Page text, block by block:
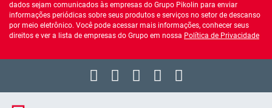
dados sejam comunicados às empresas do Grupo Pikolin para enviar
informações periódicas sobre seus produtos e serviços no setor de descanso
por meio eletrônico. Você pode acessar mais informações, conhecer seus
direitos e ver a lista de empresas do Grupo em nossa Política de Privacidade